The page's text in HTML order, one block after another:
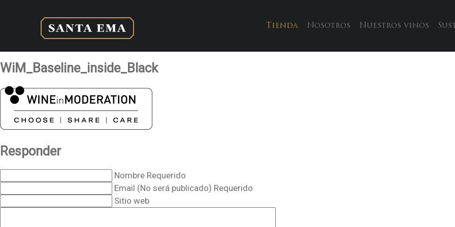
Tienda Nosotros Nuestros vinos
WiM_Baseline_inside_Black
Responder
Nombre Requerido
Email (No será publicado) Requerido
Sitio web